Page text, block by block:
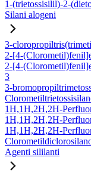
1-(trietossisilil)-2-
Silani alogeni
3-
2-[4-
2-[4-
3
3-
1H,1H,2H,2H-
1H,1H,2H,2H-
1H,1H,2H,2H-
Agenti sililanti